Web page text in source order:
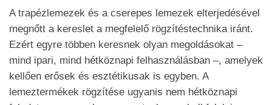
A trapézlemezek és a cserepes lemezek elterjedésével
megnőtt a kereslet a megfelelő rögzítéstechnika iránt.
Ezért egyre többen keresnek olyan megoldásokat –
mind ipari, mind hétköznapi felhasználásban –, amelyek
kellően erősek és esztétikusak is egyben. A
lemeztermékek rögzítése ugyanis nem hétköznapi